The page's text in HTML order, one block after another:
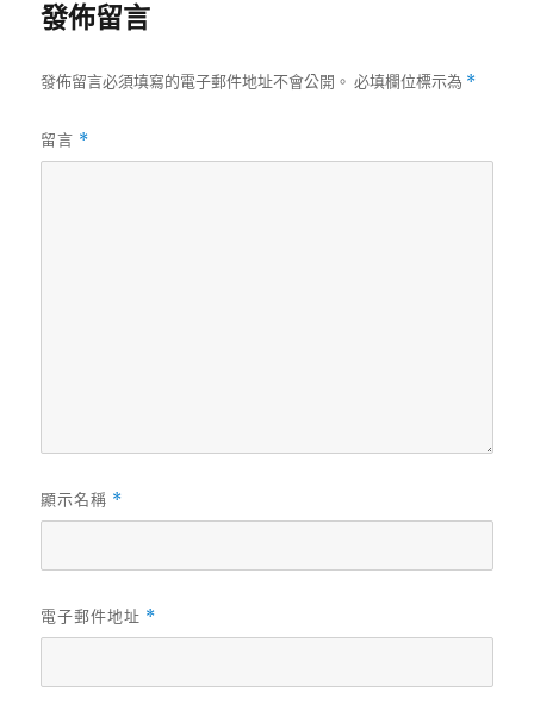
發佈留言
發佈留言必須填寫的電子郵件地址不會公開。 必填欄位標示為 *
留言 *
顯示名稱 *
電子郵件地址 *